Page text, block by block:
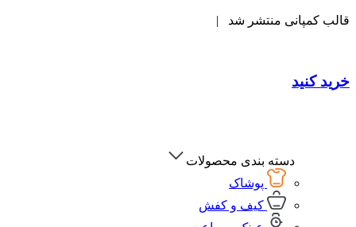
قالب کمپانی منتشر شد |
خرید کنید
دسته بندی محصولات
پوشاک
کیف و کفش